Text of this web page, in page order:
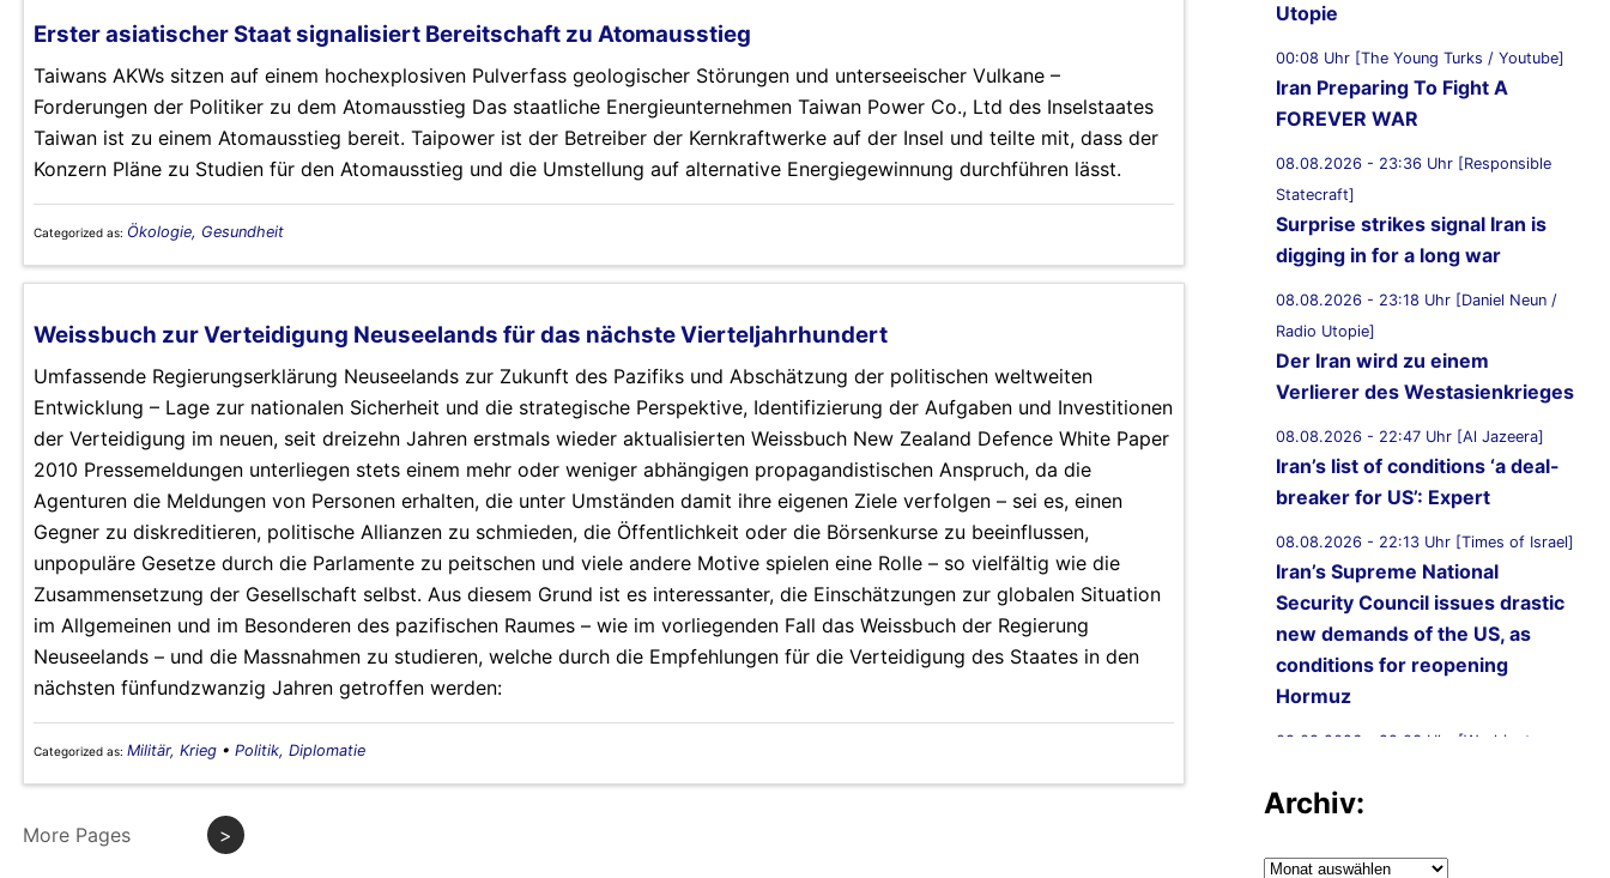
Erster asiatischer Staat signalisiert Bereitschaft zu Atomausstieg
Taiwans AKWs sitzen auf einem hochexplosiven Pulverfass geologischer Störungen und unterseeischer Vulkane –
Forderungen der Politiker zu dem Atomausstieg Das staatliche Energieunternehmen Taiwan Power Co., Ltd des Inselstaates
Taiwan ist zu einem Atomausstieg bereit. Taipower ist der Betreiber der Kernkraftwerke auf der Insel und teilte mit, dass der
Konzern Pläne zu Studien für den Atomausstieg und die Umstellung auf alternative Energiegewinnung durchführen lässt.
Categorized as: Ökologie, Gesundheit
Weissbuch zur Verteidigung Neuseelands für das nächste Vierteljahrhundert
Umfassende Regierungserklärung Neuseelands zur Zukunft des Pazifiks und Abschätzung der politischen weltweiten
Entwicklung – Lage zur nationalen Sicherheit und die strategische Perspektive, Identifizierung der Aufgaben und Investitionen
der Verteidigung im neuen, seit dreizehn Jahren erstmals wieder aktualisierten Weissbuch New Zealand Defence White Paper
2010 Pressemeldungen unterliegen stets einem mehr oder weniger abhängigen propagandistischen Anspruch, da die
Agenturen die Meldungen von Personen erhalten, die unter Umständen damit ihre eigenen Ziele verfolgen – sei es, einen
Gegner zu diskreditieren, politische Allianzen zu schmieden, die Öffentlichkeit oder die Börsenkurse zu beeinflussen,
unpopuläre Gesetze durch die Parlamente zu peitschen und viele andere Motive spielen eine Rolle – so vielfältig wie die
Zusammensetzung der Gesellschaft selbst. Aus diesem Grund ist es interessanter, die Einschätzungen zur globalen Situation
im Allgemeinen und im Besonderen des pazifischen Raumes – wie im vorliegenden Fall das Weissbuch der Regierung
Neuseelands – und die Massnahmen zu studieren, welche durch die Empfehlungen für die Verteidigung des Staates in den
nächsten fünfundzwanzig Jahren getroffen werden:
Categorized as: Militär, Krieg • Politik, Diplomatie
More Pages >
Utopie
00:08 Uhr [The Young Turks / Youtube]
Iran Preparing To Fight A
FOREVER WAR
08.08.2026 - 23:36 Uhr [Responsible
Statecraft]
Surprise strikes signal Iran is
digging in for a long war
08.08.2026 - 23:18 Uhr [Daniel Neun /
Radio Utopie]
Der Iran wird zu einem
Verlierer des Westasienkrieges
08.08.2026 - 22:47 Uhr [Al Jazeera]
Iran’s list of conditions ‘a deal-
breaker for US’: Expert
08.08.2026 - 22:13 Uhr [Times of Israel]
Iran’s Supreme National
Security Council issues drastic
new demands of the US, as
conditions for reopening
Hormuz
08.08.2026 - 22:03 Uhr [Washington
Iran just appointed a national
what panic looks like
Archiv:
Archiv: